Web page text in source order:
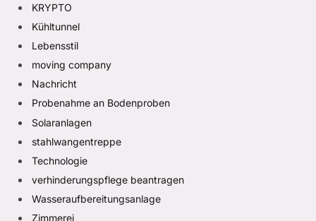
KRYPTO
Kühltunnel
Lebensstil
moving company
Nachricht
Probenahme an Bodenproben
Solaranlagen
stahlwangentreppe
Technologie
verhinderungspflege beantragen
Wasseraufbereitungsanlage
Zimmerei